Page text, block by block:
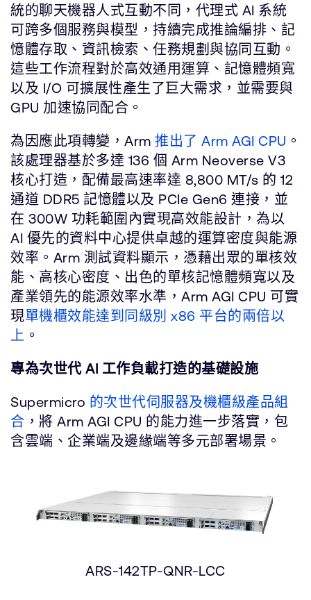
統的聊天機器人式互動不同，代理式 AI 系統
可跨多個服務與模型，持續完成推論編排、記
憶體存取、資訊檢索、任務規劃與協同互動。
這些工作流程對於高效通用運算、記憶體頻寬
以及 I/O 可擴展性產生了巨大需求，並需要與
GPU 加速協同配合。
為因應此項轉變，Arm 推出了 Arm AGI CPU 。
該處理器基於多達 136 個 Arm Neoverse V3
核心打造，配備最高速率達 8,800 MT/s 的 12
通道 DDR5 記憶體以及 PCIe Gen6 連接，並
在 300W 功耗範圍內實現高效能設計，為以
AI 優先的資料中心提供卓越的運算密度與能源
效率。Arm 測試資料顯示，憑藉出眾的單核效
能、高核心密度、出色的單核記憶體頻寬以及
產業領先的能源效率水準，Arm AGI CPU 可實
現單機櫃效能達到同級別 x86 平台的兩倍以
上 。
專為次世代 AI 工作負載打造的基礎設施
Supermicro 的次世代伺服器及機櫃級產品組
合 ，將 Arm AGI CPU 的能力進一步落實，包
含雲端、企業端及邊緣端等多元部署場景。
ARS-142TP-QNR-LCC